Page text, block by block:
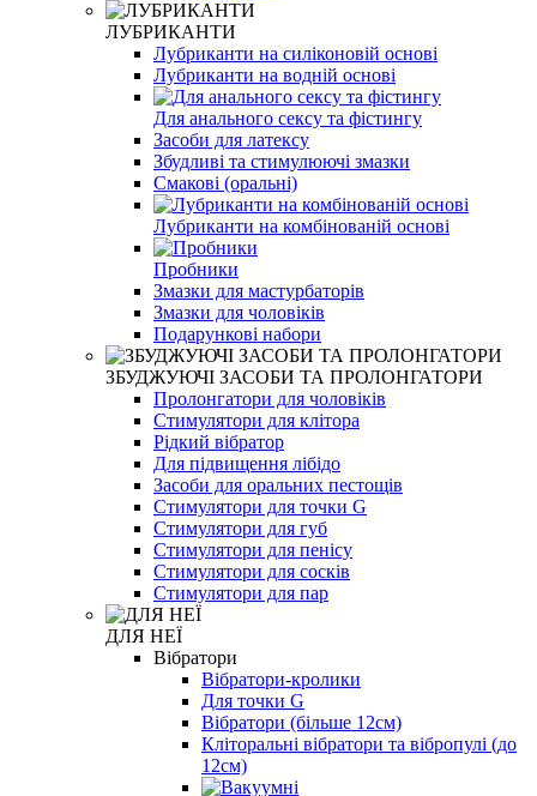
ЛУБРИКАНТИ
Лубриканти на силіконовій основі
Лубриканти на водній основі
Для анального сексу та фістингу
Засоби для латексу
Збудливі та стимулюючі змазки
Смакові (оральні)
Лубриканти на комбінованій основі
Пробники
Змазки для мастурбаторів
Змазки для чоловіків
Подарункові набори
ЗБУДЖУЮЧІ ЗАСОБИ ТА ПРОЛОНГАТОРИ
Пролонгатори для чоловіків
Стимулятори для клітора
Рідкий вібратор
Для підвищення лібідо
Засоби для оральних пестощів
Стимулятори для точки G
Стимулятори для губ
Стимулятори для пенісу
Стимулятори для сосків
Стимулятори для пар
ДЛЯ НЕЇ
Вібратори
Вібратори-кролики
Для точки G
Вібратори (більше 12см)
Кліторальні вібратори та вібропулі (до
12см)